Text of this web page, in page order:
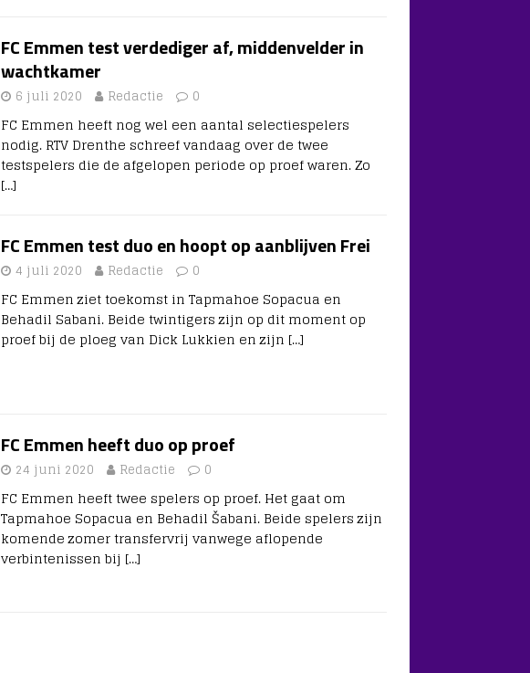
FC Emmen test verdediger af, middenvelder in
wachtkamer
6 juli 2020 Redactie 0
FC Emmen heeft nog wel een aantal selectiespelers
nodig. RTV Drenthe schreef vandaag over de twee
testspelers die de afgelopen periode op proef waren. Zo
[…]
FC Emmen test duo en hoopt op aanblijven Frei
4 juli 2020 Redactie 0
FC Emmen ziet toekomst in Tapmahoe Sopacua en
Behadil Sabani. Beide twintigers zijn op dit moment op
proef bij de ploeg van Dick Lukkien en zijn […]
FC Emmen heeft duo op proef
24 juni 2020 Redactie 0
FC Emmen heeft twee spelers op proef. Het gaat om
Tapmahoe Sopacua en Behadil Šabani. Beide spelers zijn
komende zomer transfervrij vanwege aflopende
verbintenissen bij […]